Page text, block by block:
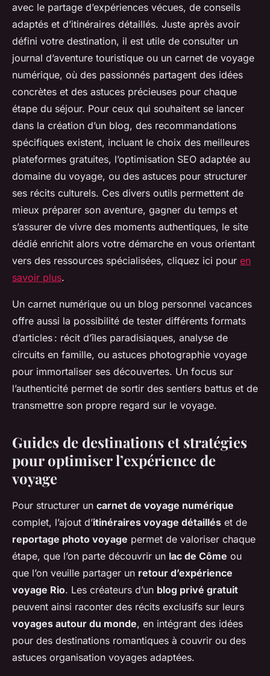
avec le partage d’expériences vécues, de conseils
adaptés et d’itinéraires détaillés. Juste après avoir
défini votre destination, il est utile de consulter un
journal d’aventure touristique ou un carnet de voyage
numérique, où des passionnés partagent des idées
concrètes et des astuces précieuses pour chaque
étape du séjour. Pour ceux qui souhaitent se lancer
dans la création d’un blog, des recommandations
spécifiques existent, incluant le choix des meilleures
plateformes gratuites, l’optimisation SEO adaptée au
domaine du voyage, ou des astuces pour structurer
ses récits culturels. Ces divers outils permettent de
mieux préparer son aventure, gagner du temps et
s’assurer de vivre des moments authentiques, le site
dédié enrichit alors votre démarche en vous orientant
vers des ressources spécialisées, cliquez ici pour en
savoir plus.
Un carnet numérique ou un blog personnel vacances
offre aussi la possibilité de tester différents formats
d’articles : récit d’îles paradisiaques, analyse de
circuits en famille, ou astuces photographie voyage
pour immortaliser ses découvertes. Un focus sur
l’authenticité permet de sortir des sentiers battus et de
transmettre son propre regard sur le voyage.
Guides de destinations et stratégies
pour optimiser l’expérience de
voyage
Pour structurer un carnet de voyage numérique
complet, l’ajout d’itinéraires voyage détaillés et de
reportage photo voyage permet de valoriser chaque
étape, que l’on parte découvrir un lac de Côme ou
que l’on veuille partager un retour d’expérience
voyage Rio. Les créateurs d’un blog privé gratuit
peuvent ainsi raconter des récits exclusifs sur leurs
voyages autour du monde, en intégrant des idées
pour des destinations romantiques à couvrir ou des
astuces organisation voyages adaptées.